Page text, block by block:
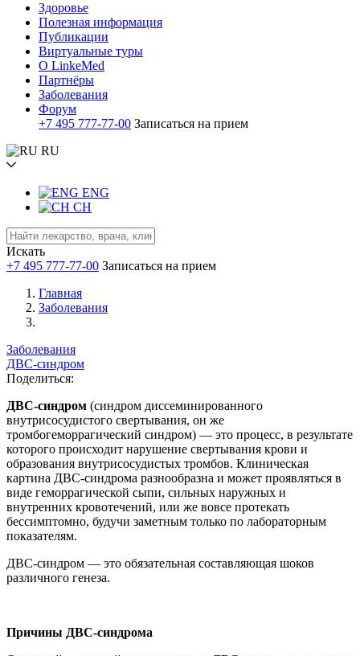
Здоровье
Полезная информация
Публикации
Виртуальные туры
О LinkeMed
Партнёры
Заболевания
Форум
+7 495 777-77-00 Записаться на прием
RU
ENG
CH
Искать
+7 495 777-77-00 Записаться на прием
Главная
Заболевания
Заболевания
ДВС-синдром
Поделиться:
ДВС-синдром (синдром диссеминированного
внутрисосудистого свертывания, он же
тромбогеморрагический синдром) — это процесс, в результате
которого происходит нарушение свертывания крови и
образования внутрисосудистых тромбов. Клиническая
картина ДВС-синдрома разнообразна и может проявляться в
виде геморрагической сыпи, сильных наружных и
внутренних кровотечений, или же вовсе протекать
бессимптомно, будучи заметным только по лабораторным
показателям.
ДВС-синдром — это обязательная составляющая шоков
различного генеза.
Причины ДВС-синдрома